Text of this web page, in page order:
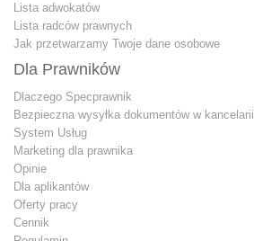
Lista adwokatów
Lista radców prawnych
Jak przetwarzamy Twoje dane osobowe
Dla Prawników
Dlaczego Specprawnik
Bezpieczna wysyłka dokumentów w kancelarii
System Usług
Marketing dla prawnika
Opinie
Dla aplikantów
Oferty pracy
Cennik